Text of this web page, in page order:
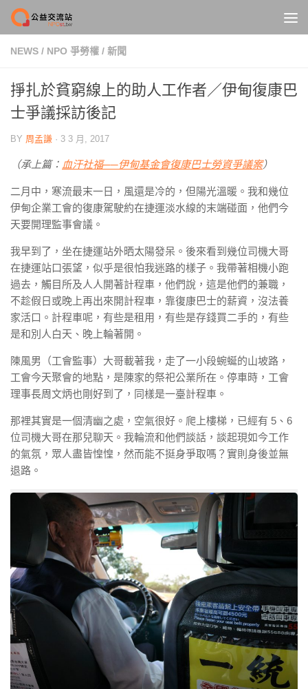
Skip to content
NEWS / NPO 爭勞權 / 新聞
掙扎於貧窮線上的助人工作者／伊甸復康巴
士爭議採訪後記
BY 周孟謙 · 3 3 月, 2017
（承上篇： 血汗社福──伊甸基金會復康巴士勞資爭議案）
二月中，寒流最末一日，風還是冷的，但陽光溫暖。我和幾位
伊甸企業工會的復康駕駛約在捷運淡水線的末端碰面，他們今
天要開理監事會議。
我早到了，坐在捷運站外晒太陽發呆。後來看到幾位司機大哥
在捷運站口張望，似乎是很怕我迷路的樣子。我帶著相機小跑
過去，觸目所及人人開著計程車，他們說，這是他們的兼職，
不趁假日或晚上再出來開計程車，靠復康巴士的薪資，沒法養
家活口。計程車呢，有些是租用，有些是存錢買二手的，有些
是和別人白天、晚上輪著開。
陳風男（工會監事）大哥載著我，走了一小段蜿蜒的山坡路，
工會今天聚會的地點，是陳家的祭祀公業所在。停車時，工會
理事長周文炳也剛好到了，同樣是一臺計程車。
那裡其實是一個清幽之處，空氣很好。爬上樓梯，已經有 5、6
位司機大哥在那兒聊天。我輪流和他們談話，談起現如今工作
的氣氛，眾人盡皆惶惶，然而能不挺身爭取嗎？實則身後並無
退路。